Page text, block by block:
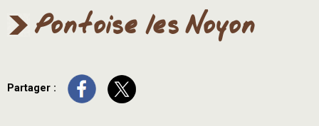
Pontoise les Noyon
Partager :